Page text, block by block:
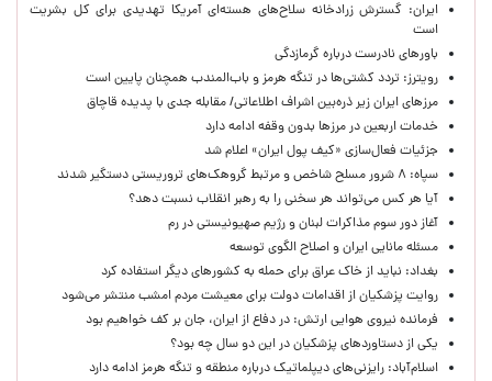
ایران: گسترش زرادخانه سلاح‌های هسته‌ای آمریکا تهدیدی برای کل بشریت
است
باورهای نادرست درباره گرمازدگی
رویترز: تردد کشتی‌ها در تنگه هرمز و باب‌المندب همچنان پایین است
مرزهای ایران زیر ذره‌بین اشراف اطلاعاتی/ مقابله جدی با پدیده قاچاق
خدمات اربعین در مرزها بدون وقفه ادامه دارد
جزئیات فعال‌سازی «کیف پول ایران» اعلام شد
سپاه: ۸ شرور مسلح شاخص و مرتبط گروهک‌های تروریستی دستگیر شدند
آیا هر کس می‌تواند هر سخنی را به رهبر انقلاب نسبت دهد؟
آغاز دور سوم مذاکرات لبنان و رژیم صهیونیستی در رم
مسئله مانایی ایران و اصلاح الگوی توسعه
بغداد: نباید از خاک عراق برای حمله به کشورهای دیگر استفاده کرد
روایت پزشکیان از اقدامات دولت برای معیشت مردم امشب منتشر می‌شود
فرمانده نیروی هوایی ارتش: در دفاع از ایران، جان بر کف خواهیم بود
یکی از دستاوردهای پزشکیان در این دو سال چه بود؟
اسلام‌آباد: رایزنی‌های دیپلماتیک درباره منطقه و تنگه هرمز ادامه دارد